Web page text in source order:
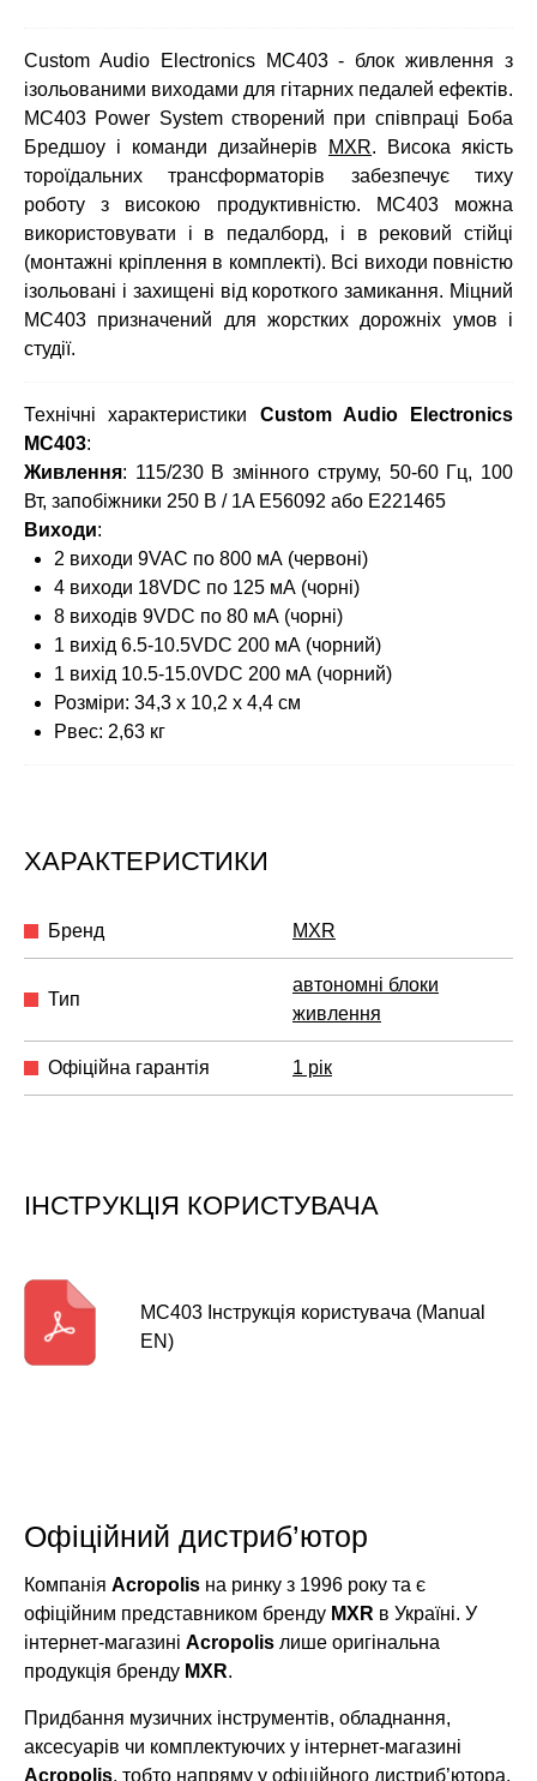
Custom Audio Electronics MC403 - блок живлення з
ізольованими виходами для гітарних педалей ефектів.
MC403 Power System створений при співпраці Боба
Бредшоу і команди дизайнерів
MXR. Висока якість
тороїдальних трансформаторів забезпечує тиху
роботу з високою продуктивністю. MC403 можна
використовувати і в педалборд, і в рековий стійці
(монтажні кріплення в комплекті). Всі виходи повністю
ізольовані і захищені від короткого замикання. Міцний
MC403 призначений для жорстких дорожніх умов і
студії.
Технічні характеристики Custom Audio Electronics
MC403:
Живлення: 115/230 В змінного струму, 50-60 Гц, 100
Вт, запобіжники 250 В / 1A E56092 або E221465
Виходи:
2 виходи 9VAC по 800 мА (червоні)
4 виходи 18VDC по 125 мА (чорні)
8 виходів 9VDC по 80 мА (чорні)
1 вихід 6.5-10.5VDC 200 мА (чорний)
1 вихід 10.5-15.0VDC 200 мА (чорний)
Розміри: 34,3 x 10,2 x 4,4 см
Рвес: 2,63 кг
ХАРАКТЕРИСТИКИ
Бренд MXR
Тип
автономні блоки
живлення
Офіційна гарантія 1 рік
ІНСТРУКЦІЯ КОРИСТУВАЧА
MC403 Інструкція користувача (Manual
EN)
Офіційний дистриб’ютор
Компанія Acropolis на ринку з 1996 року та є
офіційним представником бренду MXR в Україні. У
інтернет-магазині Acropolis лише оригінальна
продукція бренду MXR.
Придбання музичних інструментів, обладнання,
аксесуарів чи комплектуючих у інтернет-магазині
Acropolis, тобто напряму у офіційного дистриб’ютора,